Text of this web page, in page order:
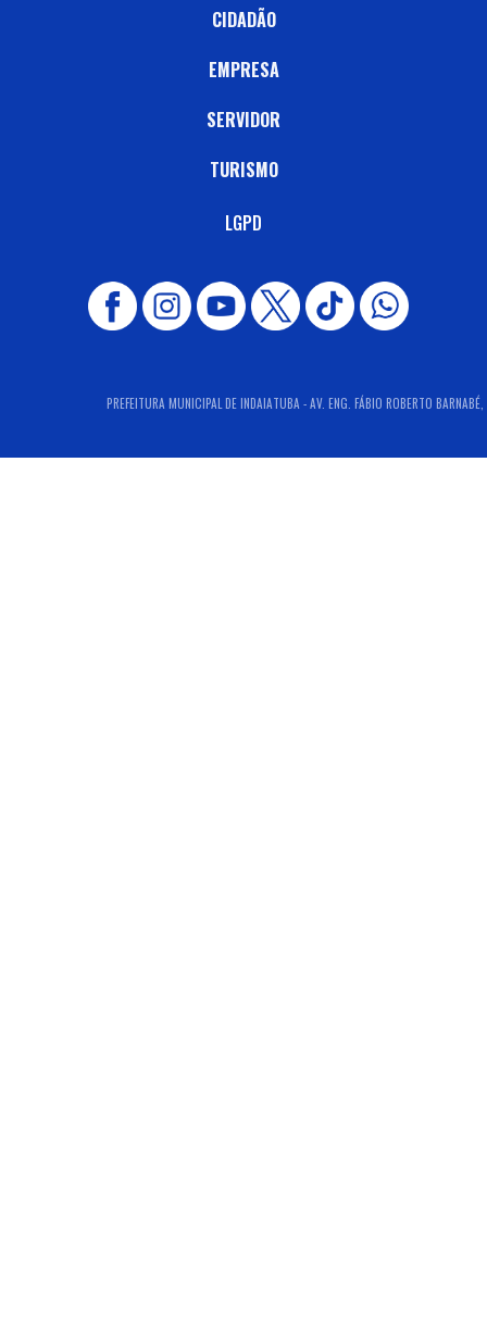
CIDADÃO
EMPRESA
SERVIDOR
TURISMO
LGPD
PREFEITURA MUNICIPAL DE INDAIATUBA - AV. ENG. FÁBIO ROBERTO